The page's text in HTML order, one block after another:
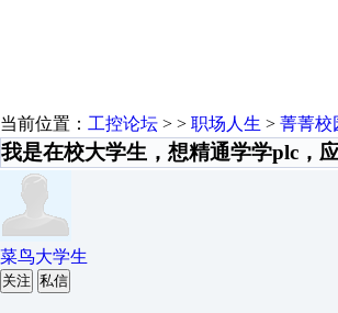
当前位置： 工控论坛 > > 职场人生 > 菁菁校
我是在校大学生，想精通学学plc，
菜鸟大学生
关注 私信